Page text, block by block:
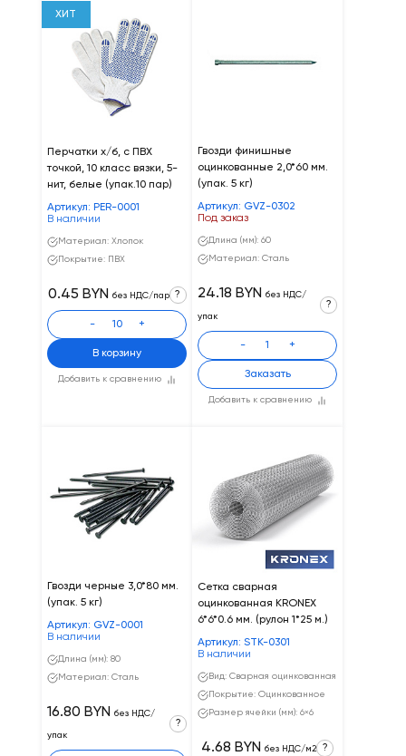
ХИТ
Перчатки х/б, с ПВХ
точкой, 10 класс вязки, 5-
нит, белые (упак.10 пар)
Артикул: PER-0001
В наличии
Материал: Хлопок
Покрытие: ПВХ
Добавить к сравнению
0.45 BYN без НДС/пар ?
- +
В корзину
Гвозди финишные
оцинкованные 2,0*60 мм.
(упак. 5 кг)
Артикул: GVZ-0302
Под заказ
Длина (мм): 60
Материал: Сталь
Добавить к сравнению
24.18 BYN без НДС/
упак
?
- +
Заказать
Гвозди черные 3,0*80 мм.
(упак. 5 кг)
Артикул: GVZ-0001
В наличии
Длина (мм): 80
Материал: Сталь
16.80 BYN без НДС/
упак
?
Cетка сварная
оцинкованная KRONEX
6*6*0.6 мм. (рулон 1*25 м.)
Артикул: STK-0301
В наличии
Вид: Сварная оцинкованная
Покрытие: Оцинкованное
Размер ячейки (мм): 6×6
4.68 BYN без НДС/м2 ?